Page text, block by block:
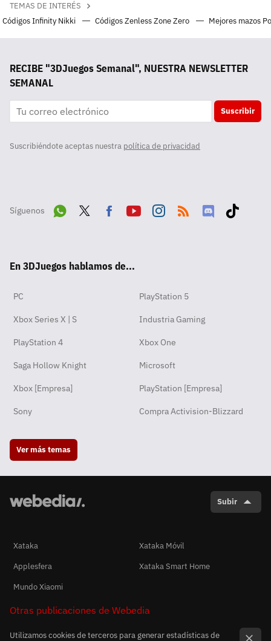
TEMAS DE INTERÉS
Códigos Infinity Nikki
Códigos Zenless Zone Zero Mejores mazos
RECIBE "3DJuegos Semanal", NUESTRA NEWSLETTER
SEMANAL
Suscribir
Suscribiéndote aceptas nuestra política de privacidad
Síguenos
pp
ok
En 3DJuegos hablamos de...
PC PlayStation 5
Xbox Series X | S Industria Gaming
PlayStation 4 Xbox One
Saga Hollow Knight Microsoft
Xbox [Empresa] PlayStation [Empresa]
Sony Compra Activision-Blizzard
Ver más temas
Subir
Xataka
Xataka Móvil
Applesfera
Xataka Smart Home
Mundo Xiaomi
Otras publicaciones de Webedia
Utilizamos cookies de terceros para generar estadísticas de